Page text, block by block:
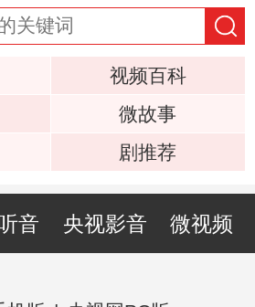
视频百科
微故事
剧推荐
音 央视影音 微视频